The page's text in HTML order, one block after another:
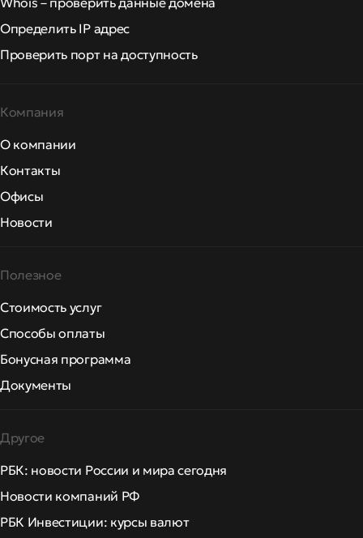
Определить IP адрес
Проверить порт на доступность
Компания
О компании
Контакты
Офисы
Новости
Полезное
Стоимость услуг
Способы оплаты
Бонусная программа
Документы
Другое
РБК: новости России и мира сегодня
Новости компаний РФ
РБК Инвестиции: курсы валют